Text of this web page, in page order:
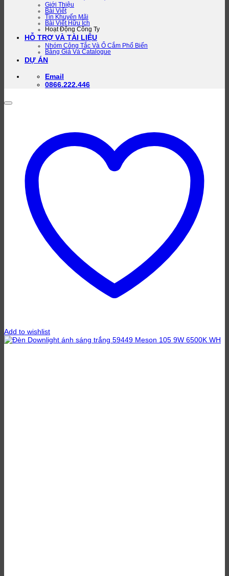
Giới Thiệu
Bài Viết
Tin Khuyến Mãi
Bài Viết Hữu Ích
Hoạt Động Công Ty
HỖ TRỢ VÀ TÀI LIỆU
Nhóm Công Tắc Và Ổ Cắm Phổ Biến
Bảng Giá Và Catalogue
DỰ ÁN
Email
0866.222.446
Add to wishlist